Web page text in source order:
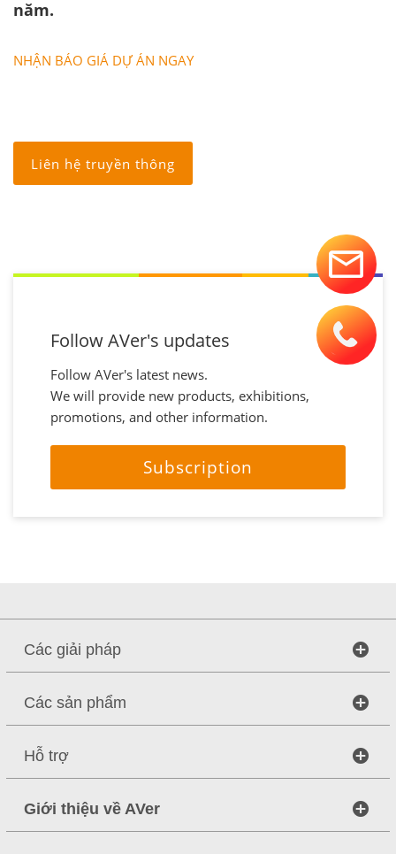
năm.
NHẬN BÁO GIÁ DỰ ÁN NGAY
Liên hệ truyền thông
Follow AVer's updates
Follow AVer's latest news.
We will provide new products, exhibitions,
promotions, and other information.
Subscription
Các giải pháp
Các sản phẩm
Hỗ trợ
Giới thiệu về AVer